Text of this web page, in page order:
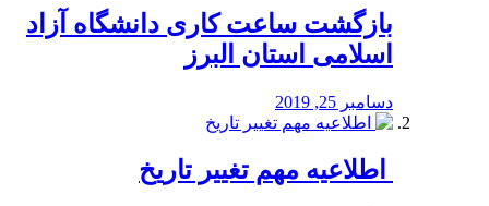
بازگشت ساعت کاری دانشگاه آزاد
اسلامی استان البرز
دسامبر 25, 2019
️ اطلاعیه مهم تغییر تاریخ